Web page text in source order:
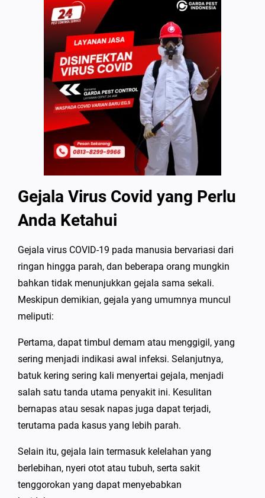
Gejala Virus Covid yang Perlu
Anda Ketahui
Gejala virus COVID-19 pada manusia bervariasi dari
ringan hingga parah, dan beberapa orang mungkin
bahkan tidak menunjukkan gejala sama sekali.
Meskipun demikian, gejala yang umumnya muncul
meliputi:
Pertama, dapat timbul demam atau menggigil, yang
sering menjadi indikasi awal infeksi. Selanjutnya,
batuk kering sering kali menyertai gejala, menjadi
salah satu tanda utama penyakit ini. Kesulitan
bernapas atau sesak napas juga dapat terjadi,
terutama pada kasus yang lebih parah.
Selain itu, gejala lain termasuk kelelahan yang
berlebihan, nyeri otot atau tubuh, serta sakit
tenggorokan yang dapat menyebabkan